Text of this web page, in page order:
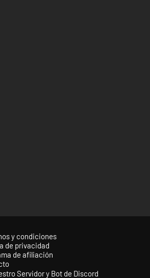
y condiciones
de privacidad
de afiliación
Servidor y Bot de Discord